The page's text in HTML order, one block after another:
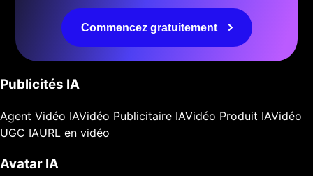
Commencez gratuitement
Publicités IA
Agent Vidéo IAVidéo Publicitaire IAVidéo Produit IAVidéo
UGC IAURL en vidéo
Avatar IA